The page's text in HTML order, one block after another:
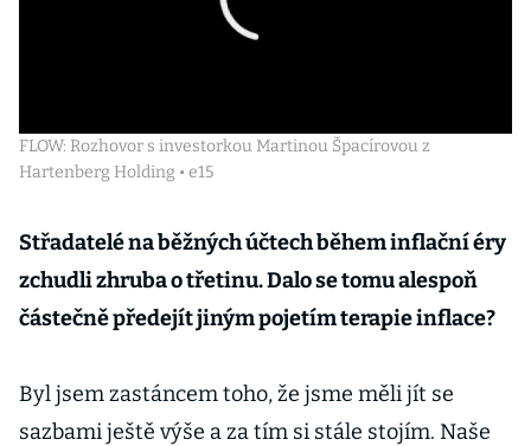
FLOW: Rozhovor s investorkou Martinou Špacírovou z
Hartenberg Holding • e15
Střadatelé na běžných účtech během inflační éry
zchudli zhruba o třetinu. Dalo se tomu alespoň
částečně předejít jiným pojetím terapie inflace?
Byl jsem zastáncem toho, že jsme měli jít se
sazbami ještě výše a za tím si stále stojím. Naše